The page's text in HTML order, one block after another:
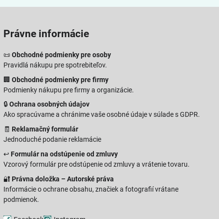
Právne informácie
📜Obchodné podmienky pre osoby
Pravidlá nákupu pre spotrebiteľov.
🏢Obchodné podmienky pre firmy
Podmienky nákupu pre firmy a organizácie.
🔒Ochrana osobných údajov
Ako spracúvame a chránime vaše osobné údaje v súlade s GDPR.
🧾 Reklamačný formulár
Jednoduché podanie reklamácie
↩️ Formulár na odstúpenie od zmluvy
Vzorový formulár pre odstúpenie od zmluvy a vrátenie tovaru.
🔐 Právna doložka – Autorské práva
Informácie o ochrane obsahu, značiek a fotografií vrátane
podmienok.